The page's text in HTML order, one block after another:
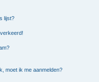
lijst?
moet ik me aanmelden?